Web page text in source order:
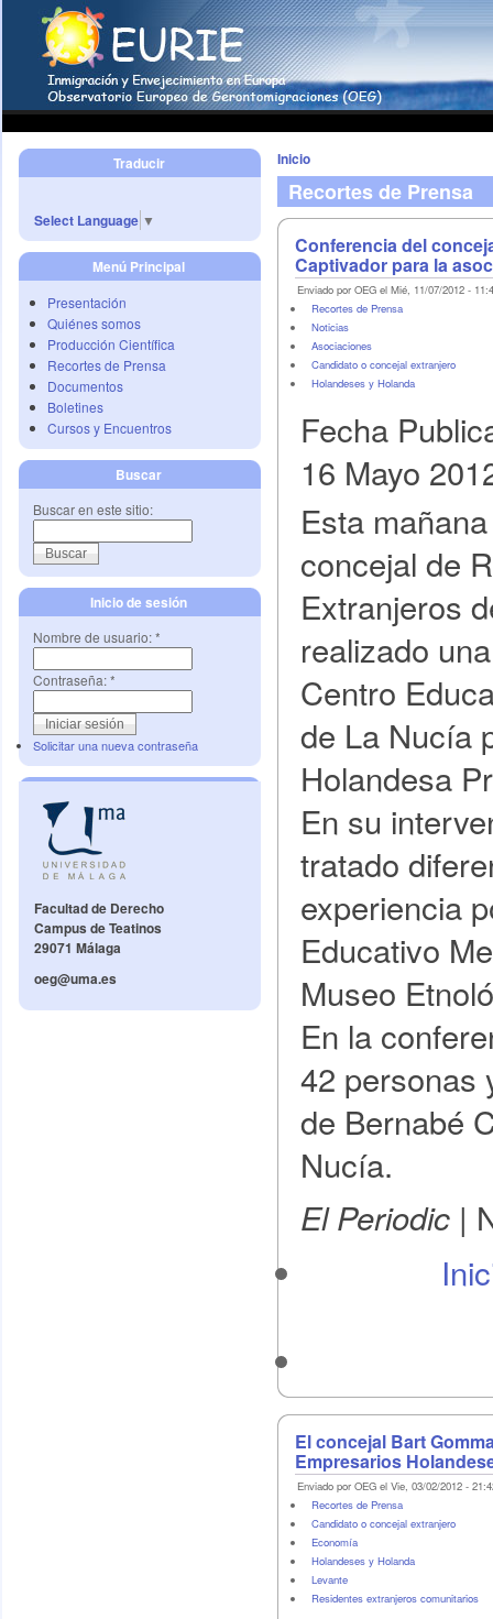
Traducir
Select Language ▼
Menú Principal
Presentación
Quiénes somos
Producción Científica
Recortes de Prensa
Documentos
Boletines
Cursos y Encuentros
Buscar
Buscar en este sitio:
Inicio de sesión
Nombre de usuario:*
Contraseña:*
Solicitar una nueva contraseña
Facultad de Derecho
Campus de Teatinos
29071 Málaga
oeg@uma.es
Inicio
Recortes de Prensa
Conferencia del
Captivador para la
Enviado por OEG el Mié, 11/07/2012 -
Recortes de Prensa
Noticias
Asociaciones
Candidato o concejal extranjero
Holandeses y Holanda
Fecha
16 Mayo
Esta
concejal de
Extranjeros
realizado
Centro
de La Nucía
Holandesa
En su
tratado
experiencia
Educativo
Museo
En la
42 personas
de Bernabé
Nucía.
El Periodic |
El concejal Bart
Empresarios
Enviado por OEG el Vie, 03/02/2012 -
Recortes de Prensa
Candidato o concejal extranjero
Economí­a
Holandeses y Holanda
Levante
Residentes extranjeros comunitarios